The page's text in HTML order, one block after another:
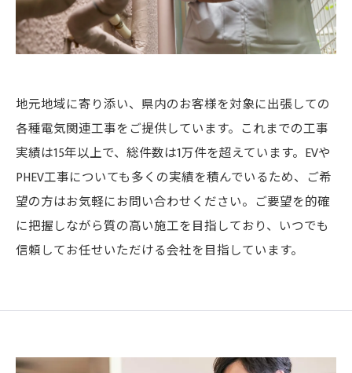
地元地域に寄り添い、県内のお客様を対象に出張しての
各種電気関連工事をご提供しています。これまでの工事
実績は15年以上で、総件数は1万件を超えています。EVや
PHEV工事についても多くの実績を積んでいるため、ご希
望の方はお気軽にお問い合わせください。ご要望を的確
に把握しながら質の高い施工を目指しており、いつでも
信頼してお任せいただける会社を目指しています。